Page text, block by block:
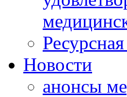
Новости
анонсы